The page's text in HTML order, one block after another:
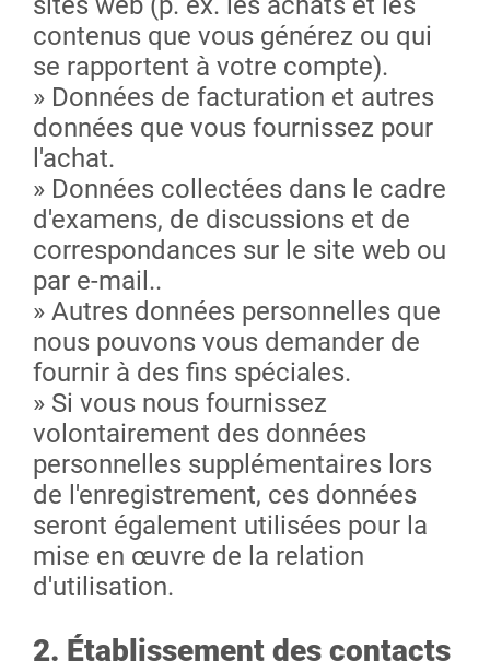
contenus que vous générez ou qui
se rapportent à votre compte).
» Données de facturation et autres
données que vous fournissez pour
l'achat.
» Données collectées dans le cadre
d'examens, de discussions et de
correspondances sur le site web ou
par e-mail..
» Autres données personnelles que
nous pouvons vous demander de
fournir à des fins spéciales.
» Si vous nous fournissez
volontairement des données
personnelles supplémentaires lors
de l'enregistrement, ces données
seront également utilisées pour la
mise en œuvre de la relation
d'utilisation.
2. Établissement des contacts